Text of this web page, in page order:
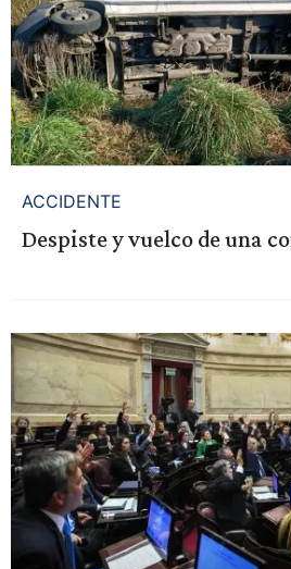
ACCIDENTE
Despiste y vuelco de una